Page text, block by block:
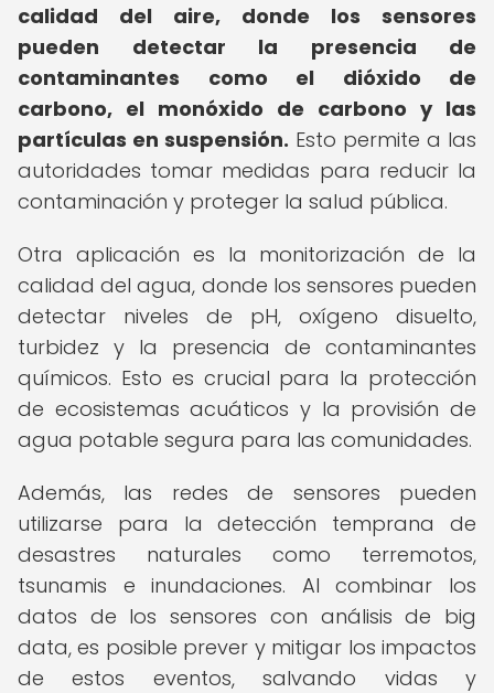
calidad del aire, donde los sensores
pueden detectar la presencia de
contaminantes como el dióxido de
carbono, el monóxido de carbono y las
partículas en suspensión. Esto permite a las
autoridades tomar medidas para reducir la
contaminación y proteger la salud pública.
Otra aplicación es la monitorización de la
calidad del agua, donde los sensores pueden
detectar niveles de pH, oxígeno disuelto,
turbidez y la presencia de contaminantes
químicos. Esto es crucial para la protección
de ecosistemas acuáticos y la provisión de
agua potable segura para las comunidades.
Además, las redes de sensores pueden
utilizarse para la detección temprana de
desastres naturales como terremotos,
tsunamis e inundaciones. Al combinar los
datos de los sensores con análisis de big
data, es posible prever y mitigar los impactos
de estos eventos, salvando vidas y